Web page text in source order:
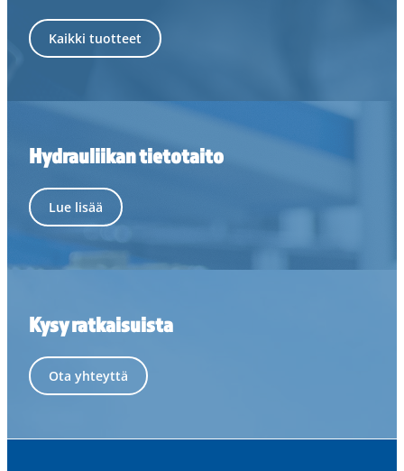
Kaikki tuotteet
Hydrauliikan tietotaito
Lue lisää
Kysy ratkaisuista
Ota yhteyttä